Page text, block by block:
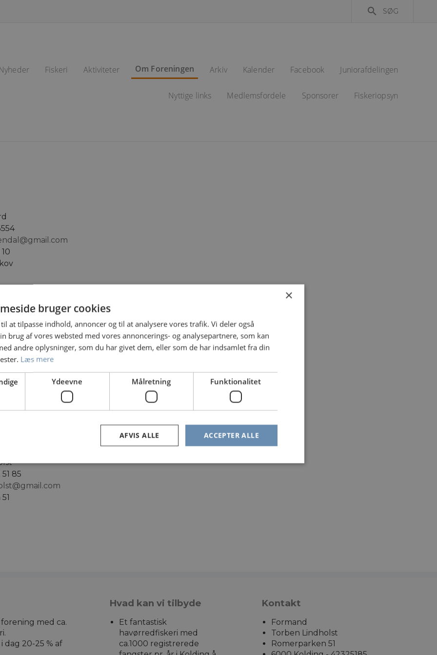
search SØG
Fiskeri
Aktiviteter Om Foreningen Arkiv Kalender Facebook Juniorafdelingen
Nyttige links Medlemsfordele Sponsorer Fiskeriopsyn
83
85
med ca.
20-25 % af
Hvad kan vi tilbyde
Et fantastisk
havørredfiskeri med
ca.1000 registrerede
Kontakt
Formand
Torben Lindholst
Romerparken 51
×
bruger cookies
at tilpasse indhold, annoncer og til at analysere vores trafik. Vi deler også
brug af vores websted med vores annoncerings- og analysepartnere, som kan
andre oplysninger, som du har givet dem, eller som de har indsamlet fra din
Læs mere
Ydeevne Målretning Funktionalitet
ACCEPTER ALLE
AFVIS ALLE